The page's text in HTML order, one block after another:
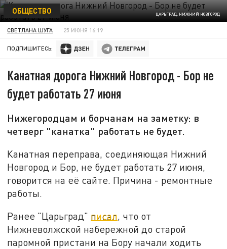
ЦАРЬГРАД. НИЖНИЙ НОВГОРОД
ОБЩЕСТВО
СВЕТЛАНА ШУГА 25 ИЮНЯ 16:19
ПОДПИШИТЕСЬ:
Канатная дорога Нижний Новгород - Бор не
будет работать 27 июня
Нижегородцам и борчанам на заметку: в
четверг "канатка" работать не будет.
Канатная переправа, соединяющая Нижний
Новгород и Бор, не будет работать 27 июня,
говорится на её сайте. Причина - ремонтные
работы.
Ранее "Царьград" писал, что от
Нижневолжской набережной до старой
паромной пристани на Бору начали ходить